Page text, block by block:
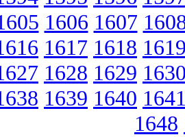
1606 1607
1617 1618
1628 1629
1639 1640
1648